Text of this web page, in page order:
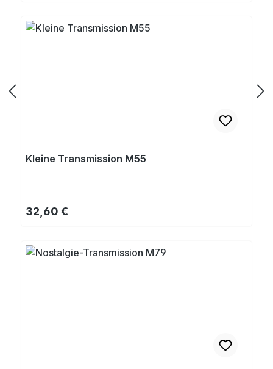
Kleine Transmission M55
Regulärer Preis:
32,60 €